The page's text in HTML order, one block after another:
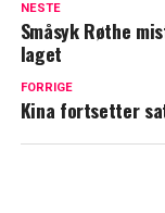
NESTE
Småsyk Røthe
laget
FORRIGE
Kina fortsetter